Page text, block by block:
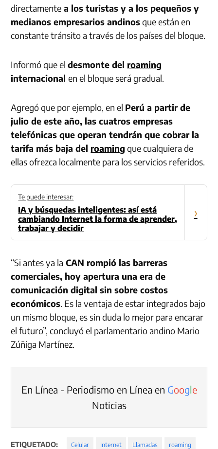
directamente a los turistas y a los pequeños y
medianos empresarios andinosque están en
constante tránsito a través de los países del bloque.
Informó que eldesmonte del roaming
internacionalen el bloque será gradual.
Agregó que por ejemplo, en el Perú a partir de
julio de este año, las cuatros empresas
telefónicas que operan tendrán que cobrar la
tarifa más baja del roaming que cualquiera de
ellas ofrezca localmente para los servicios referidos.
Te puede interesar:
IA y búsquedas inteligentes: así está
cambiando Internet la forma de aprender,
trabajar y decidir
›
“Si antes ya la CAN rompió las barreras
comerciales, hoy apertura una era de
comunicación digital sin sobre costos
económicos. Es la ventaja de estar integrados bajo
un mismo bloque, es sin duda lo mejor para encarar
el futuro”, concluyó el parlamentario andino Mario
Zúñiga Martínez.
En Línea - Periodismo en Línea en Google
Noticias
ETIQUETADO: Celular Internet Llamadas roaming